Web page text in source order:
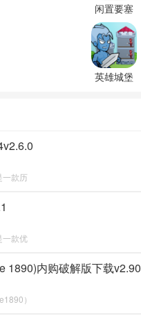
闲置要塞
官方正版
英雄城堡
款历
一款优
1890)内购破解版下载v2.90
）